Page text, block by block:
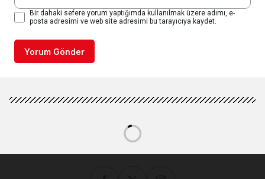
Bir dahaki sefere yorum yaptığımda kullanılmak üzere adımı, e-
posta adresimi ve web site adresimi bu tarayıcıya kaydet.
Yorum Gönder